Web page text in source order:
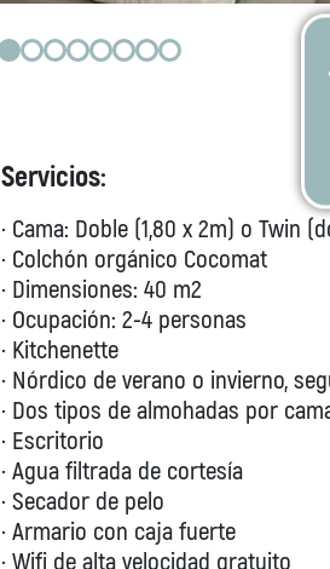
Servicios:
· Cama: Doble (1,80 x 2m) o Twin
· Colchón orgánico Cocomat
· Dimensiones: 40 m2
· Ocupación: 2-4 personas
· Kitchenette
· Nórdico de verano o invierno,
· Dos tipos de almohadas por
· Escritorio
· Agua filtrada de cortesía
· Secador de pelo
· Armario con caja fuerte
· Wifi de alta velocidad gratuito